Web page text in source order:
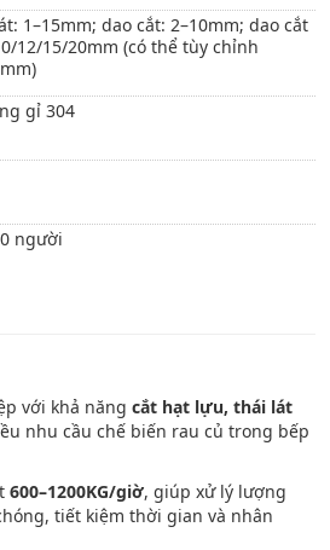
1–15mm; dao cắt: 2–10mm; dao cắt
12/15/20mm (có thể tùy chỉnh
gỉ 304
người
với khả năng cắt hạt lựu, thái lát
nhu cầu chế biến rau củ trong bếp
600–1200KG/giờ, giúp xử lý lượng
tiết kiệm thời gian và nhân